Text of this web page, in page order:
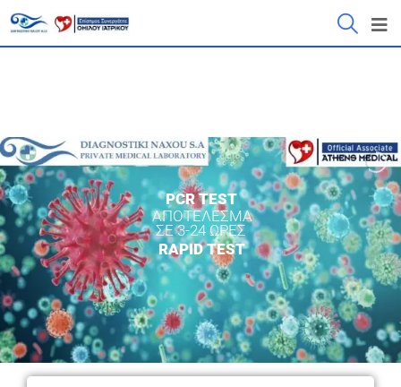
PCR TEST
RAPID TEST
ΑΠΟΤΕΛΕΣΜΑ
ΣΕ 3-24 ΩΡΕΣ